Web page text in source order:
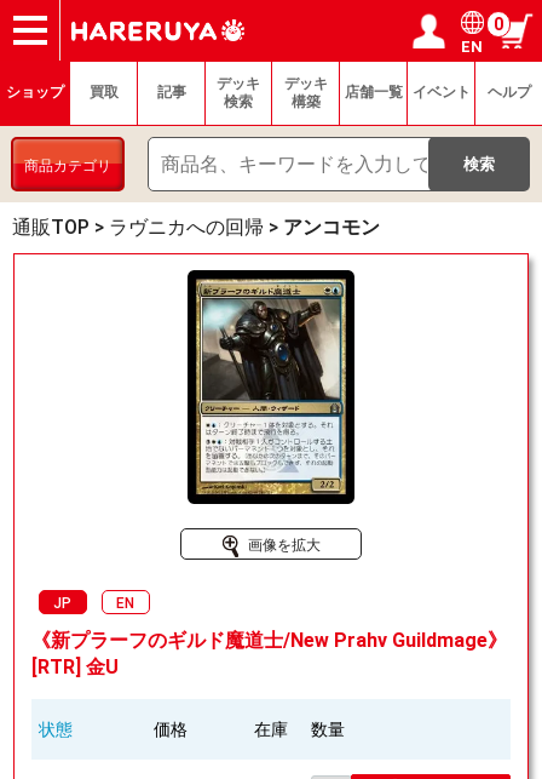
ショップ
買取
記事
デッキ検索
デッキ構築
選手一覧
店舗一覧
イベント
ヘルプ
お問い合わせ ログイン／会員登録
マイページ
EN
0
ショップ 買取 記事
デッキ
検索
デッキ
構築
店舗一覧 イベント ヘルプ
商品カテゴリ
通販TOP > ラヴニカへの回帰 > アンコモン
画像を拡大
JP EN
《新プラーフのギルド魔道士/New Prahv Guildmage》
[RTR] 金U
状態 価格 在庫 数量